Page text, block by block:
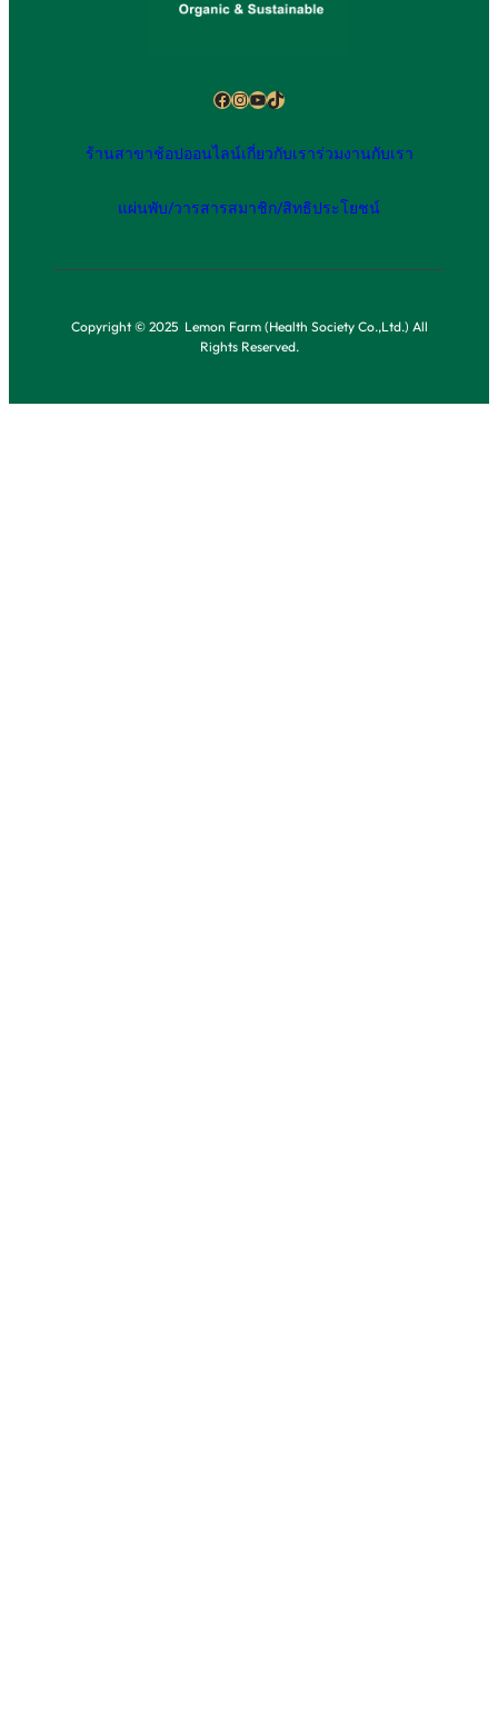
Facebook
Instagram
YouTube
TikTok
ร้านสาขาช้อปออนไลน์เกี่ยวกับเราร่วมงานกับเรา
แผ่นพับ/วารสารสมาชิก/สิทธิประโยชน์
Copyright © 2025 Lemon Farm (Health Society Co.,Ltd.) All
Rights Reserved.